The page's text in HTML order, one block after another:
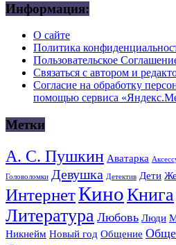
Информация:
О сайте
Политика
Пользовательское
Связаться с автором и
Согласие на обработку
помощью сервиса
Метки
А. С. Пушкин Аватарка
Головоломки Девушка Детектив Дети
ИнтернетКиноКнига
Литература Любовь Люди
Никнейм Новый год Общение